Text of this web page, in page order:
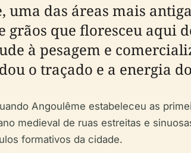
das áreas mais
que floresceu aqui
à pesagem e
o traçado e a energia
Angoulême estabeleceu as
medieval de ruas estreitas e
formativos da cidade.